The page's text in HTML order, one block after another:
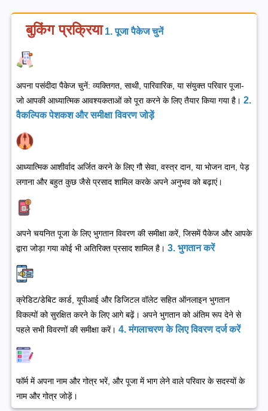
बुकिंग प्रक्रिया 1. पूजा पैकेज चुनें
अपना पसंदीदा पैकेज चुनें: व्यक्तिगत, साथी, पारिवारिक, या संयुक्त परिवार पूजा-
जो आपकी आध्यात्मिक आवश्यकताओं को पूरा करने के लिए तैयार किया गया है। 2.
वैकल्पिक पेशकश और समीक्षा विवरण जोड़ें
आध्यात्मिक आशीर्वाद अर्जित करने के लिए गौ सेवा, वस्त्र दान, या भोजन दान, पेड़
लगाना और बहुत कुछ जैसे प्रसाद शामिल करके अपने अनुभव को बढ़ाएं।
अपने चयनित पूजा के लिए भुगतान विवरण की समीक्षा करें, जिसमें पैकेज और आपके
द्वारा जोड़ा गया कोई भी अतिरिक्त प्रसाद शामिल है। 3. भुगतान करें
क्रेडिट/डेबिट कार्ड, यूपीआई और डिजिटल वॉलेट सहित ऑनलाइन भुगतान
विकल्पों को सुरक्षित करने के लिए आगे बढ़ें। अपने भुगतान को अंतिम रूप देने से
पहले सभी विवरणों की समीक्षा करें। 4. मंगलाचरण के लिए विवरण दर्ज करें
फॉर्म में अपना नाम और गोत्र भरें, और पूजा में भाग लेने वाले परिवार के सदस्यों के
नाम और गोत्र जोड़ें।